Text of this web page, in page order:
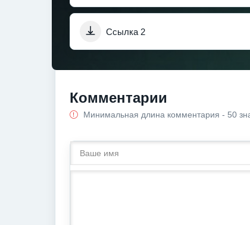
Ссылка 2
Комментарии
Минимальная длина комментария - 50